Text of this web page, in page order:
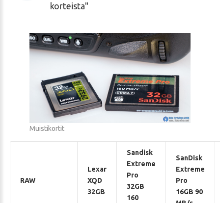
korteista
Muistikortit
RAW
Lexar
XQD
32GB
Sandisk
Extreme
Pro
32GB
160
SanDisk
Extreme
Pro
16GB 90